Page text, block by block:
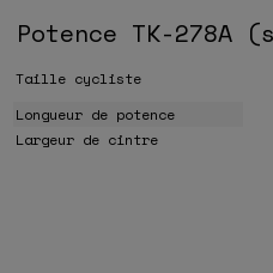
Potence TK-278A
Taille cycliste
Longueur de potence
Largeur de cintre